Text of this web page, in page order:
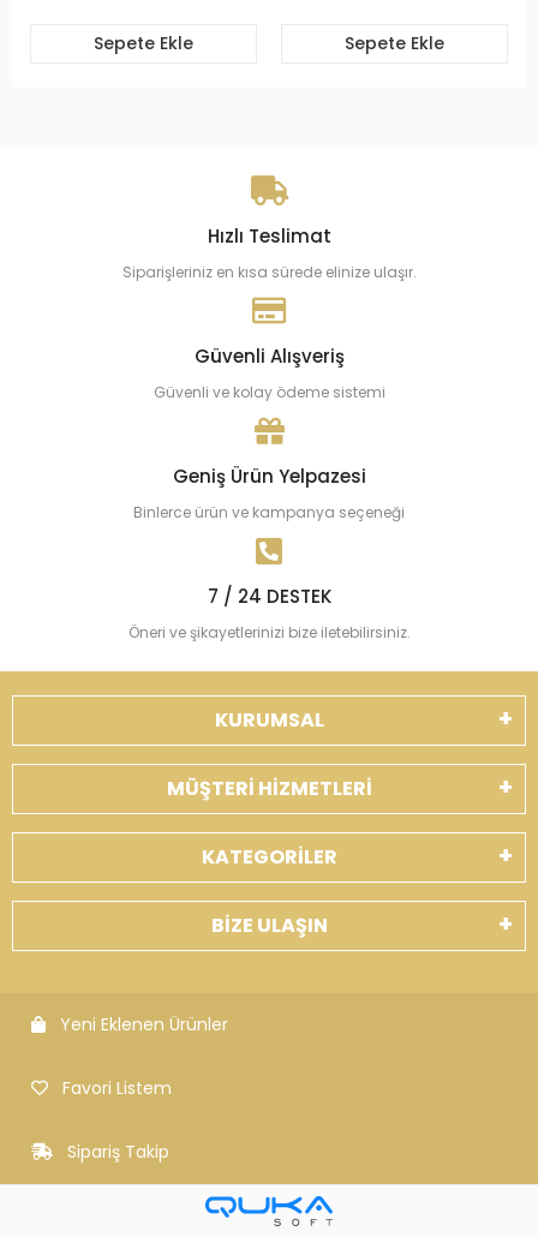
Sepete Ekle Sepete Ekle
Hızlı Teslimat
Siparişleriniz en kısa sürede elinize ulaşır.
Güvenli Alışveriş
Güvenli ve kolay ödeme sistemi
Geniş Ürün Yelpazesi
Binlerce ürün ve kampanya seçeneği
7 / 24 DESTEK
Öneri ve şikayetlerinizi bize iletebilirsiniz.
KURUMSAL
MÜŞTERİ HİZMETLERİ
KATEGORİLER
BİZE ULAŞIN
Yeni Eklenen Ürünler
Favori Listem
Sipariş Takip